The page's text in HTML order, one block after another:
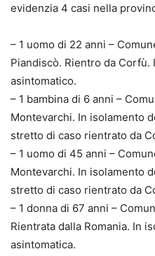
evidenzia 4 casi nella
– 1 uomo di 22 anni –
Piandiscò. Rientro da
asintomatico.
– 1 bambina di 6 anni –
Montevarchi. In isolamento
stretto di caso rientrato da
– 1 uomo di 45 anni –
Montevarchi. In isolamento
stretto di caso rientrato da
– 1 donna di 67 anni –
Rientrata dalla Romania. In
asintomatica.